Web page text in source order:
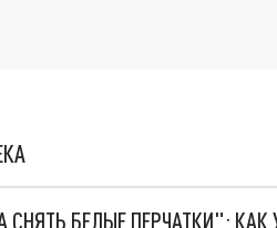
БЕЛЫЕ ПЕРЧАТКИ": КАК